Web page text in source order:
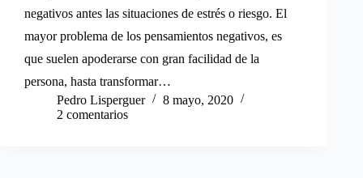
negativos antes las situaciones de estrés o riesgo. El
mayor problema de los pensamientos negativos, es
que suelen apoderarse con gran facilidad de la
persona, hasta transformar…
Pedro Lisperguer
8 mayo, 2020
2 comentarios